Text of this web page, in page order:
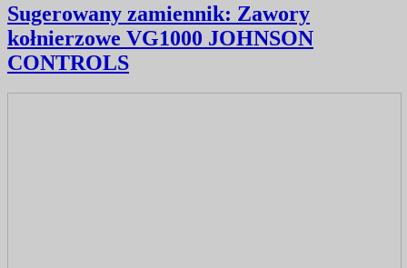
Sugerowany zamiennik: Zawory
kołnierzowe VG1000 JOHNSON
CONTROLS